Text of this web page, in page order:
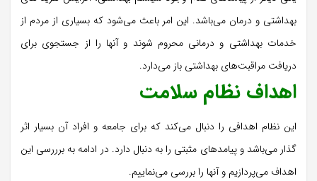
بهداشتی و درمان می‌باشد. این امر باعث می‌شود که بسیاری از مردم از
خدمات بهداشتی و درمانی محروم شوند و آنها را از جستجوی برای
دریافت مراقبت‌های بهداشتی باز می‌دارد.
اهداف نظام سلامت
این نظام اهدافی را دنبال می‌کند که برای جامعه و افراد آن بسیار اثر
گذار می‌باشد و پیامدهای مثبتی را به دنبال دارد. در ادامه به برررسی این
اهداف می‌پردازیم و آنها را بررسی می‌نماییم.